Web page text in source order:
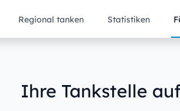
Regional tanken Statistiken
Ihre Tankstelle